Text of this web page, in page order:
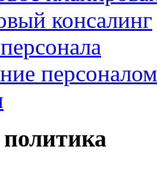
консалинг
персоналом